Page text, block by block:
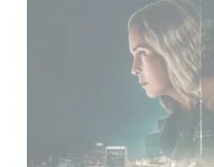
Unfamiliar ist auf Platz 1 der
englischsprachigen Serien!